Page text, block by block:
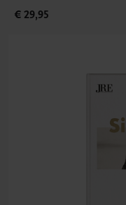
€ 29,95